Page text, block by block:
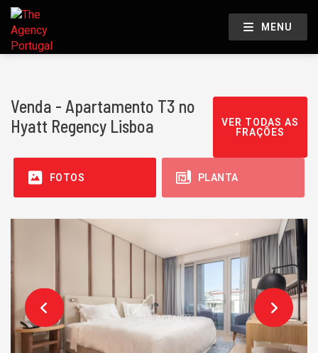
MENU
Venda - Apartamento T3 no
Hyatt Regency Lisboa
VER TODAS AS
FRAÇÕES
FOTOS PLANTA